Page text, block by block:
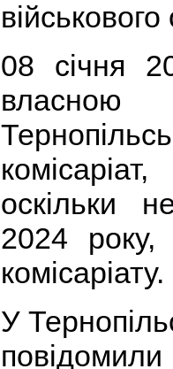
08 січня
власною
оскільки
2024 року,
комісаріату.
У